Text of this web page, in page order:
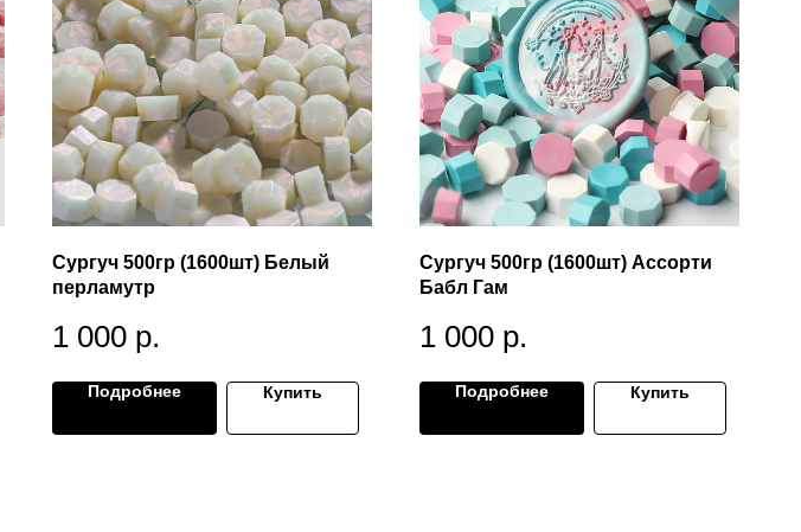
Сургуч 500гр (1600шт) Белый
перламутр
1 000 р.
Подробнее Купить
Сургуч 500гр (1600шт) Ассорти
Бабл Гам
1 000 р.
Подробнее Купить